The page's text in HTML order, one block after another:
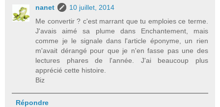
nanet
10 juillet, 2014
Me convertir ? c'est marrant que tu emploies ce terme.
J'avais aimé sa plume dans Enchantement, mais
comme je le signale dans l'article éponyme, un rien
m'avait dérangé pour que je n'en fasse pas une des
lectures phares de l'année. J'ai beaucoup plus
apprécié cette histoire.
Biz
Répondre